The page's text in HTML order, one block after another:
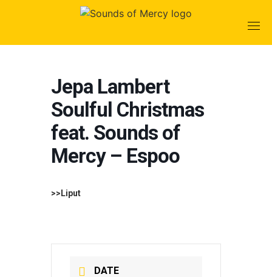
Jepa Lambert
Soulful Christmas
feat. Sounds of
Mercy – Espoo
>>Liput
DATE